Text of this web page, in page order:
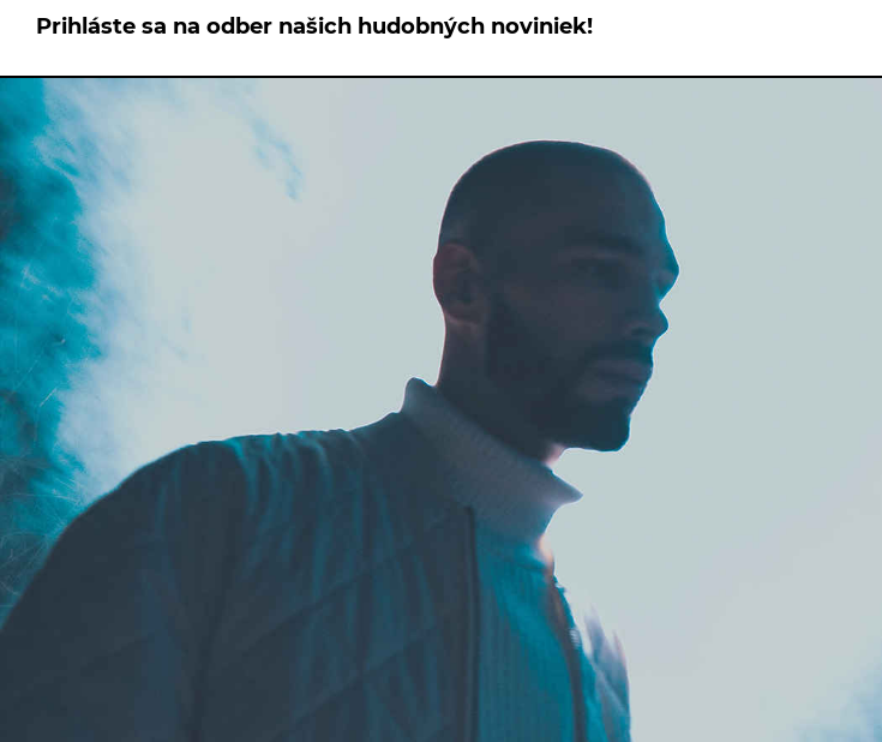
Prihláste sa na odber našich hudobných noviniek!